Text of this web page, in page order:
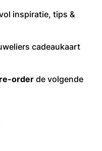
inspiratie, tips &
cadeaukaart
orderde volgende